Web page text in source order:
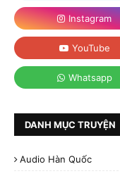
DANH MỤC TRUYỆN
Audio Hàn Quốc